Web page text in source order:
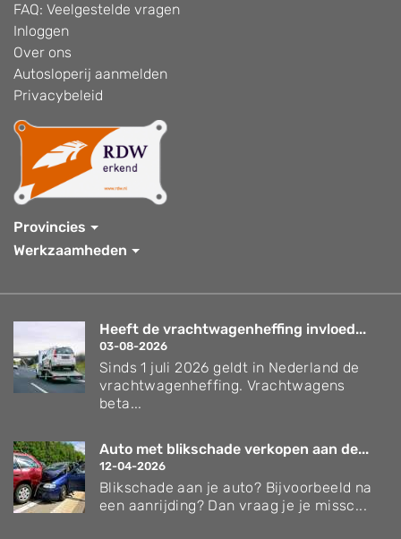
FAQ: Veelgestelde vragen
Inloggen
Over ons
Autosloperij aanmelden
Privacybeleid
Provincies
Werkzaamheden
Heeft de vrachtwagenheffing invloed...
03-08-2026
Sinds 1 juli 2026 geldt in Nederland de
vrachtwagenheffing. Vrachtwagens
beta...
Auto met blikschade verkopen aan de...
12-04-2026
Blikschade aan je auto? Bijvoorbeeld na
een aanrijding? Dan vraag je je missc...